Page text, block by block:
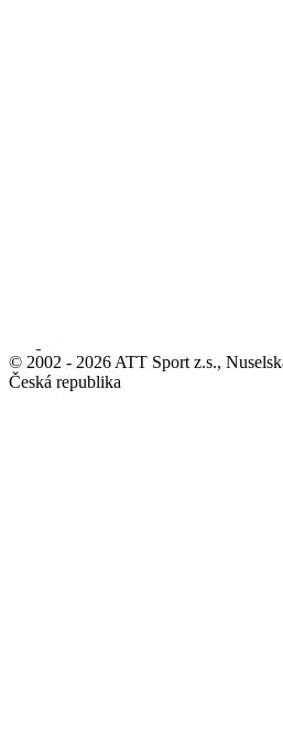
© 2002 - 2026 ATT Sport z.s.,
Česká republika